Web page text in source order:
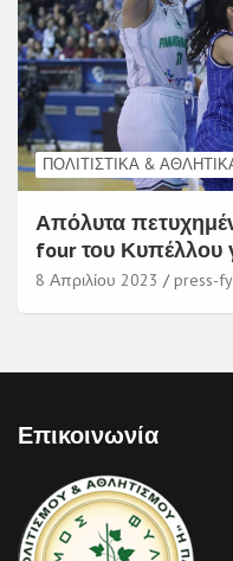
ΠΟΛΙΤΙΣΤΙΚΆ &
Απόλυτα
four του Κυπέλλου
8 Απριλίου 2023 press-
Επικοινωνία